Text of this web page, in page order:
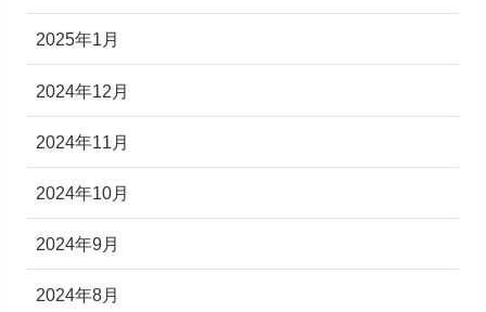
2025年1月
2024年12月
2024年11月
2024年10月
2024年9月
2024年8月